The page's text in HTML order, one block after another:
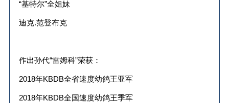
“基特尔”全姐妹
迪克.范登布克
作出孙代“雷姆科”荣获：
2018年KBDB全省速度幼鸽王亚军
2018年KBDB全国速度幼鸽王季军